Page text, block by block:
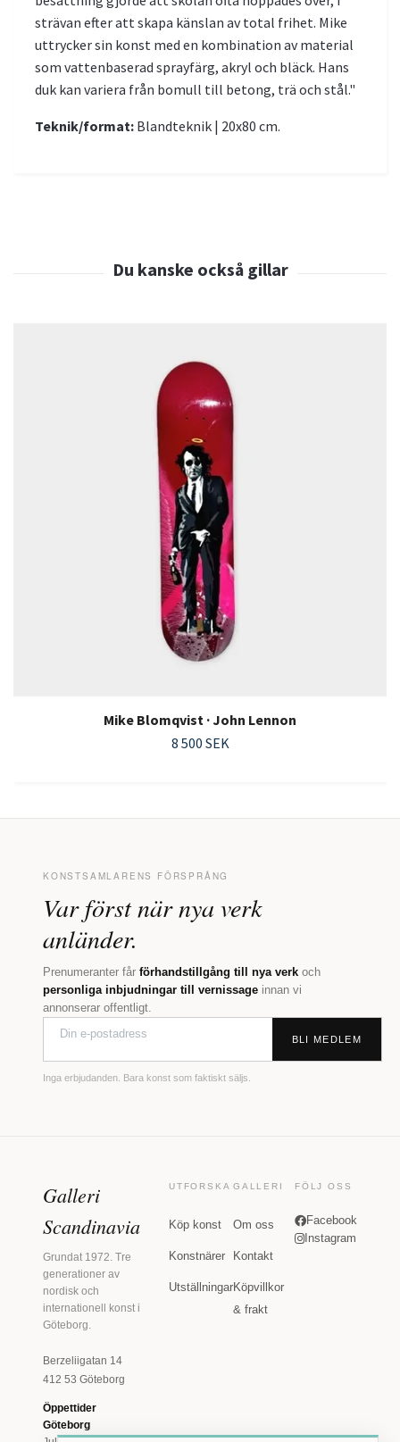
strävan efter att skapa känslan av total frihet. Mike
uttrycker sin konst med en kombination av material
som vattenbaserad sprayfärg, akryl och bläck. Hans
duk kan variera från bomull till betong, trä och stål."
Teknik/format: Blandteknik | 20x80 cm.
Mike Blomqvist · John Lennon
8 500 SEK
KONSTSAMLARENS FÖRSPRÅNG
Var först när nya verk
anländer.
Prenumeranter får förhandstillgång till nya verk och
personliga inbjudningar till vernissage innan vi
annonserar offentligt.
BLI MEDLEM
Inga erbjudanden. Bara konst som faktiskt säljs.
Galleri
Scandinavia
Grundat 1972. Tre
generationer av
nordisk och
internationell konst i
Göteborg.
Berzeliigatan 14
412 53 Göteborg
Öppettider
Göteborg
UTFORSKA
Köp konst
Konstnärer
Utställningar
GALLERI
Om oss
Kontakt
Köpvillkor
& frakt
FÖLJ OSS
Facebook
Instagram